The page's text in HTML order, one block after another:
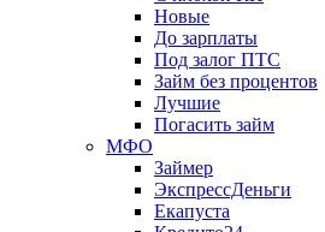
Новые
До зарплаты
Под залог ПТС
Займ без процентов
Лучшие
Погасить займ
МФО
Займер
ЭкспрессДеньги
Екапуста